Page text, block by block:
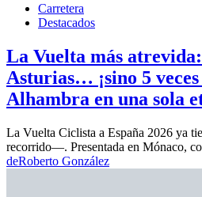
Carretera
Destacados
La Vuelta más
Asturias… ¡sino 5
Alhambra en una sola
La Vuelta Ciclista a España 2026 ya
recorrido—. Presentada en Mónaco,
deRoberto González